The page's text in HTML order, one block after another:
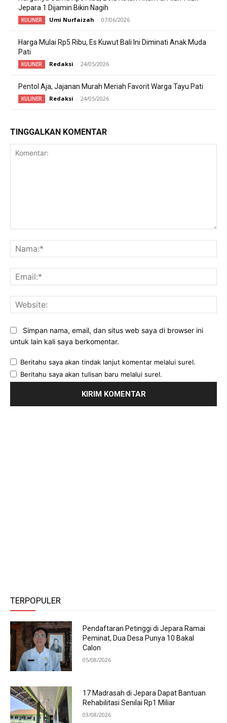
Jepara 1 Dijamin Bikin Nagih
KULINER Umi Nurfaizah - 07/06/2026
Harga Mulai Rp5 Ribu, Es Kuwut Bali Ini Diminati Anak Muda
Pati
KULINER Redaksi - 24/05/2026
Pentol Aja, Jajanan Murah Meriah Favorit Warga Tayu Pati
KULINER Redaksi - 24/05/2026
TINGGALKAN KOMENTAR
Simpan nama, email, dan situs web saya di browser ini
untuk lain kali saya berkomentar.
Beritahu saya akan tindak lanjut komentar melalui surel.
Beritahu saya akan tulisan baru melalui surel.
TERPOPULER
Pendaftaran Petinggi di Jepara Ramai
Peminat, Dua Desa Punya 10 Bakal
Calon
05/08/2026
17 Madrasah di Jepara Dapat Bantuan
Rehabilitasi Senilai Rp1 Miliar
03/08/2026